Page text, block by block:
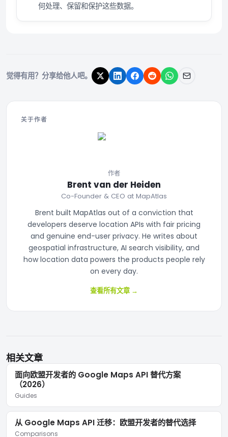
何处理、保留和保护这些数据。
觉得有用？分享给他人吧。
关于作者
作者
Brent van der Heiden
Co-Founder & CEO at MapAtlas
Brent built MapAtlas out of a conviction that
developers deserve location APIs with fair pricing
and genuine end-user privacy. He writes about
geospatial infrastructure, AI search visibility, and
how location data powers the products people rely
on every day.
查看所有文章 →
相关文章
面向欧盟开发者的 Google Maps API 替代方案
（2026）
Guides
从 Google Maps API 迁移：欧盟开发者的替代选择
Comparisons